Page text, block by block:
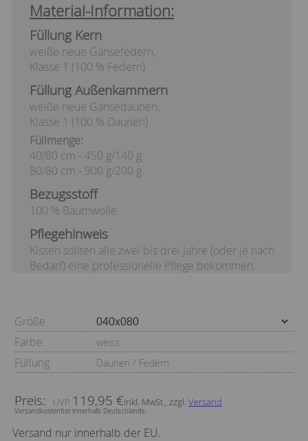
Material-Information:
Füllung Kern
weiße neue Gänsefedern,
Klasse 1 (100 % Federn)
Füllung Außenkammern
weiße neue Gänsedaunen,
Klasse 1 (100 % Daunen)
Füllmenge:
40/80 cm - 450 g/140 g
80/80 cm - 900 g/200 g
Bezugsstoff
100 % Baumwolle
Pflegehinweis
Kissen sollten alle zwei bis drei Jahre (oder je nach
Bedarf) eine professionelle Pflege bekommen.
Größe
Farbe
weiss
Füllung Daunen / Federn
Preis: 119,95 €inkl. MwSt., zzgl. Versand
Versandkostenfrei innerhalb Deutschlands.
Versand nur innerhalb der EU.